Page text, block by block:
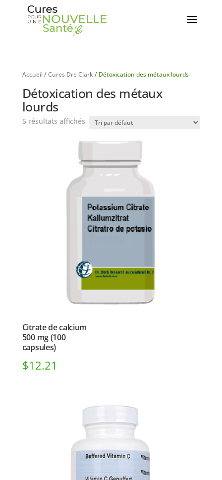
Accueil/Cures Dre Clark / Détoxication des métaux lourds
Détoxication des métaux
lourds
5 résultats affichés
Citrate de calcium
500 mg (100
capsules)
$12.21